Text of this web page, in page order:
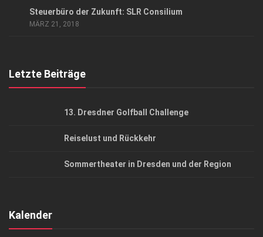
Steuerbüro der Zukunft: SLR Consilium
MÄRZ 21, 2018
Letzte Beiträge
13. Dresdner Golfball Challenge
Reiselust und Rückkehr
Sommertheater in Dresden und der Region
Kalender